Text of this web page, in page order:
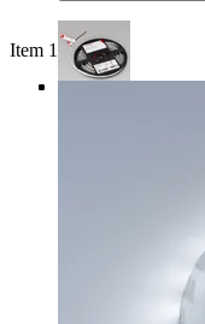
Item 1 of 4